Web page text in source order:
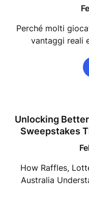
Perché molti
vantaggi reali
Unlocking
Sweepstakes
How Raffles,
Australia